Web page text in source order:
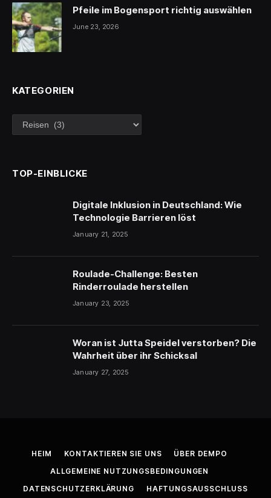
Pfeile im Bogensport richtig auswählen
June 23, 2026
KATEGORIEN
Kategorien
TOP-EINBLICKE
Digitale Inklusion in Deutschland: Wie
Technologie Barrieren löst
January 21, 2025
Roulade-Challenge: Besten
Rinderroulade herstellen
January 23, 2025
Woran ist Jutta Speidel verstorben? Die
Wahrheit über ihr Schicksal
January 27, 2025
HEIM KONTAKTIEREN SIE UNS
ÜBER DEMPO
ALLGEMEINE NUTZUNGSBEDINGUNGEN
DATENSCHUTZERKLÄRUNG
HAFTUNGSAUSSCHLUSS